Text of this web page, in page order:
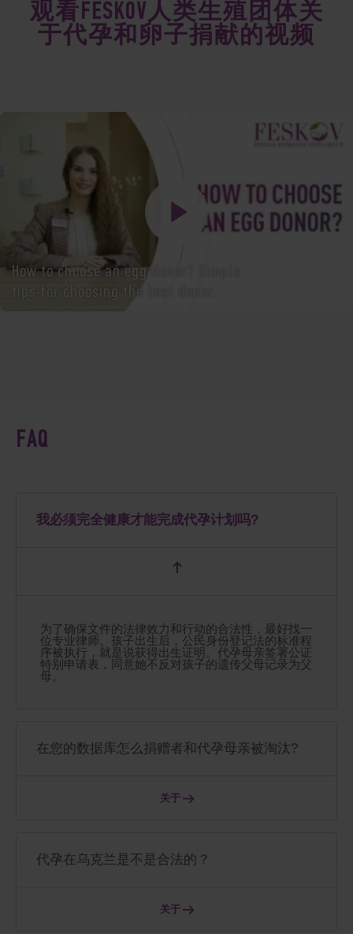
观看FESKOV人类生殖团体关
于代孕和卵子捐献的视频
How to choose an egg donor? Simple
tips for choosing the best donor.
FAQ
我必须完全健康才能完成代孕计划吗?
为了确保文件的法律效力和行动的合法性，最好找一
位专业律师。孩子出生后，公民身份登记法的标准程
序被执行，就是说获得出生证明。代孕母亲签署公证
特别申请表，同意她不反对孩子的遗传父母记录为父
母。
在您的数据库怎么捐赠者和代孕母亲被淘汰?
关于
代孕在乌克兰是不是合法的？
关于